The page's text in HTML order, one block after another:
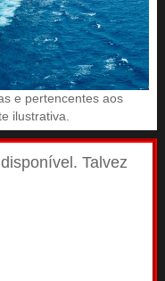
e pertencentes aos
ilustrativa.
Talvez